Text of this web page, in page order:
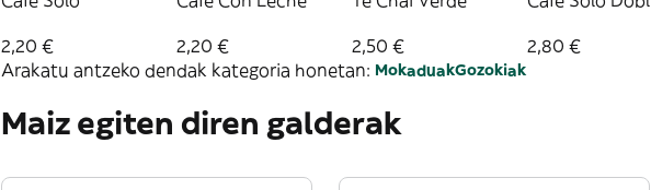
2,20 € 2,20 € 2,50 € 2,80 €
Arakatu antzeko dendak kategoria honetan: MokaduakGozokiak
Maiz egiten diren galderak